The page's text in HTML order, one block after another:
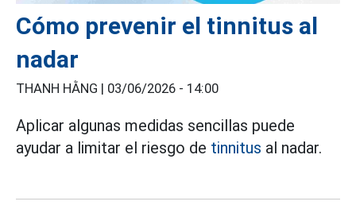
Cómo prevenir el tinnitus al
nadar
THANH HẰNG | 03/06/2026 - 14:00
Aplicar algunas medidas sencillas puede
ayudar a limitar el riesgo de tinnitus al nadar.